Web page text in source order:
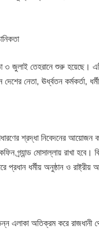
৩ জুলাই তেহরানে শুরু হয়েছে।
দেশের নেতা, ঊর্ধ্বতন কর্মকর্তা,
শ্রদ্ধা নিবেদনের আয়োজন
গ্র্যান্ড মোসাল্লায় রাখা হবে।
প্রধান ধর্মীয় অনুষ্ঠান ও
এলাকা অতিক্রম করে রাজধানী